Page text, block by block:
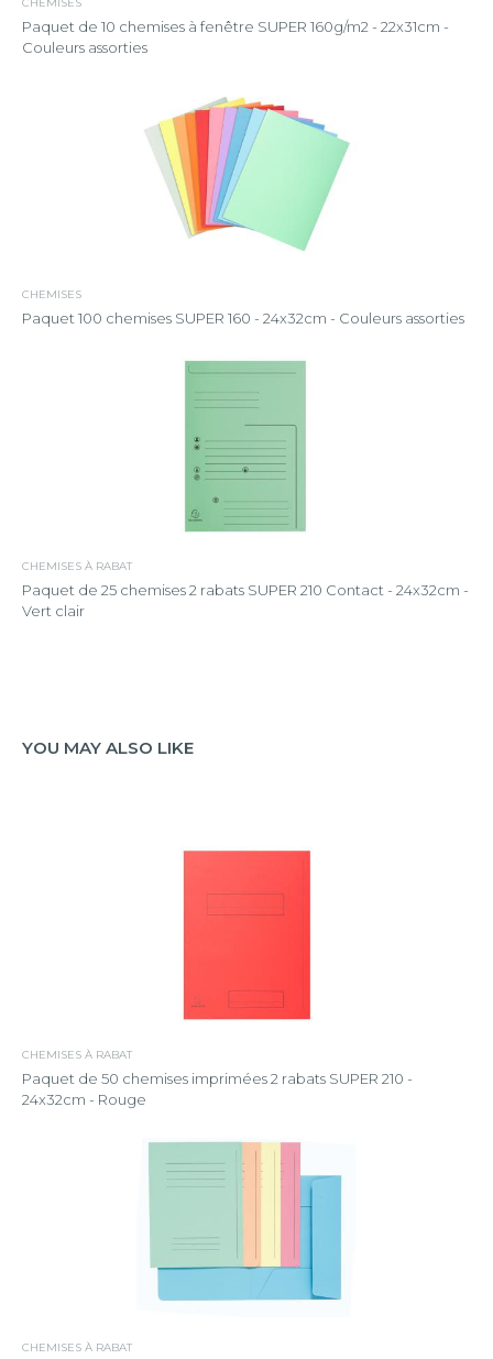
Paquet de 10 chemises à fenêtre SUPER 160g/m2 - 22x31cm -
Couleurs assorties
CHEMISES
Paquet 100 chemises SUPER 160 - 24x32cm - Couleurs assorties
CHEMISES À RABAT
Paquet de 25 chemises 2 rabats SUPER 210 Contact - 24x32cm -
Vert clair
YOU MAY ALSO LIKE
CHEMISES À RABAT
Paquet de 50 chemises imprimées 2 rabats SUPER 210 -
24x32cm - Rouge
CHEMISES À RABAT